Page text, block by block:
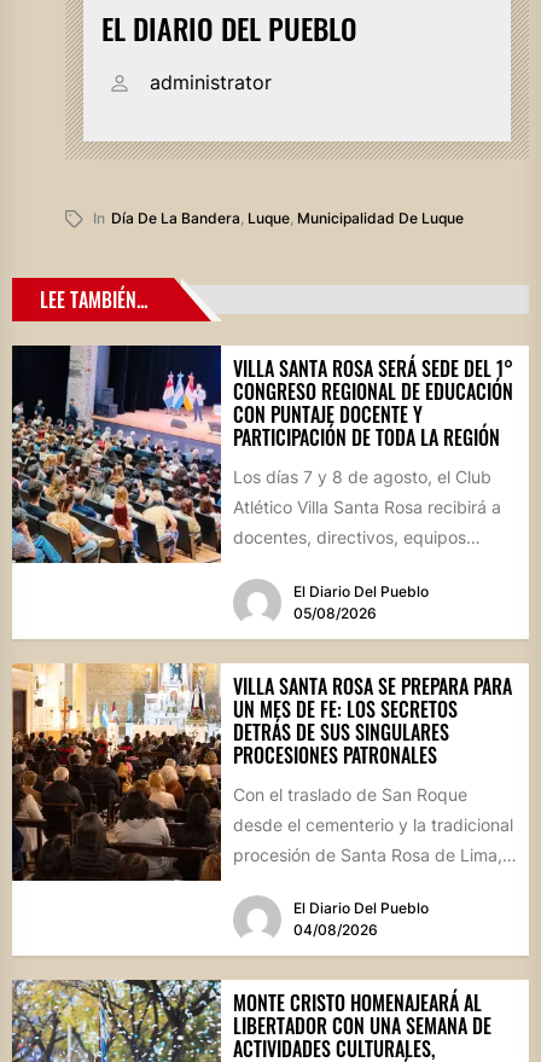
EL DIARIO DEL PUEBLO
administrator
In Día De La Bandera, Luque, Municipalidad De Luque
LEE TAMBIÉN...
VILLA SANTA ROSA SERÁ SEDE DEL 1°
CONGRESO REGIONAL DE EDUCACIÓN
CON PUNTAJE DOCENTE Y
PARTICIPACIÓN DE TODA LA REGIÓN
Los días 7 y 8 de agosto, el Club
Atlético Villa Santa Rosa recibirá a
docentes, directivos, equipos
El Diario Del Pueblo
05/08/2026
VILLA SANTA ROSA SE PREPARA PARA
UN MES DE FE: LOS SECRETOS
DETRÁS DE SUS SINGULARES
PROCESIONES PATRONALES
Con el traslado de San Roque
desde el cementerio y la tradicional
procesión de Santa Rosa de Lima,
El Diario Del Pueblo
04/08/2026
MONTE CRISTO HOMENAJEARÁ AL
LIBERTADOR CON UNA SEMANA DE
ACTIVIDADES CULTURALES,